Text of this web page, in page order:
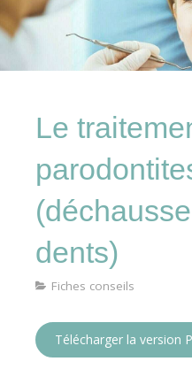
Le
dents)
Fiches conseils
Télécharger la version